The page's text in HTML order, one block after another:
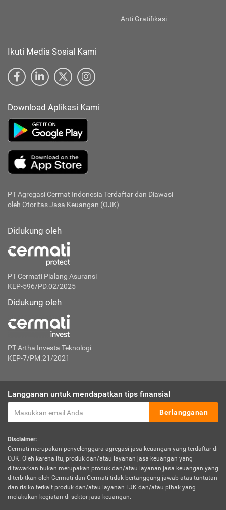
Anti Gratifikasi
Ikuti Media Sosial Kami
Download Aplikasi Kami
PT Agregasi Cermat Indonesia Terdaftar dan Diawasi
oleh Otoritas Jasa Keuangan (OJK)
Didukung oleh
PT Cermati Pialang Asuransi
KEP-596/PD.02/2025
Didukung oleh
PT Artha Investa Teknologi
KEP-7/PM.21/2021
Langganan untuk mendapatkan tips finansial
Berlangganan
Disclaimer:
Cermati merupakan penyelenggara agregasi jasa keuangan yang terdaftar di
OJK. Oleh karena itu, produk dan/atau layanan jasa keuangan yang
ditawarkan bukan merupakan produk dan/atau layanan jasa keuangan yang
diterbitkan oleh Cermati dan Cermati tidak bertanggung jawab atas tuntutan
dan risiko terkait produk dan/atau layanan LJK dan/atau pihak yang
melakukan kegiatan di sektor jasa keuangan.